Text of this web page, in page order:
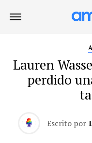
Lauren
perdido
Escrito por